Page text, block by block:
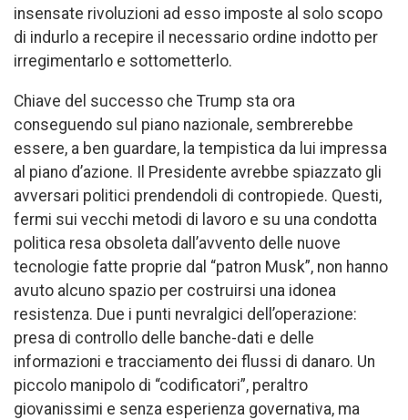
insensate rivoluzioni ad esso imposte al solo scopo
di indurlo a recepire il necessario ordine indotto per
irregimentarlo e sottometterlo.
Chiave del successo che Trump sta ora
conseguendo sul piano nazionale, sembrerebbe
essere, a ben guardare, la tempistica da lui impressa
al piano d’azione. Il Presidente avrebbe spiazzato gli
avversari politici prendendoli di contropiede. Questi,
fermi sui vecchi metodi di lavoro e su una condotta
politica resa obsoleta dall’avvento delle nuove
tecnologie fatte proprie dal “patron Musk”, non hanno
avuto alcuno spazio per costruirsi una idonea
resistenza. Due i punti nevralgici dell’operazione:
presa di controllo delle banche-dati e delle
informazioni e tracciamento dei flussi di danaro. Un
piccolo manipolo di “codificatori”, peraltro
giovanissimi e senza esperienza governativa, ma